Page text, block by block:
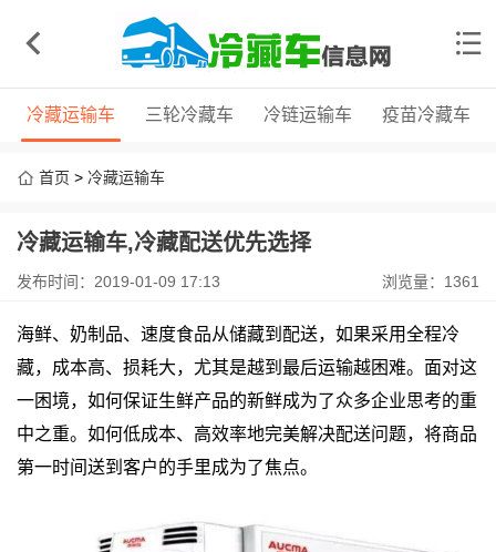
冷藏运输车 三轮冷藏车 冷链运输车 疫苗冷藏车
首页 > 冷藏运输车
冷藏运输车,冷藏配送优先选择
发布时间：2019-01-09 17:13 浏览量：1361
海鲜、奶制品、速度食品从储藏到配送，如果采用全程冷
藏，成本高、损耗大，尤其是越到最后运输越困难。面对这
一困境，如何保证生鲜产品的新鲜成为了众多企业思考的重
中之重。如何低成本、高效率地完美解决配送问题，将商品
第一时间送到客户的手里成为了焦点。